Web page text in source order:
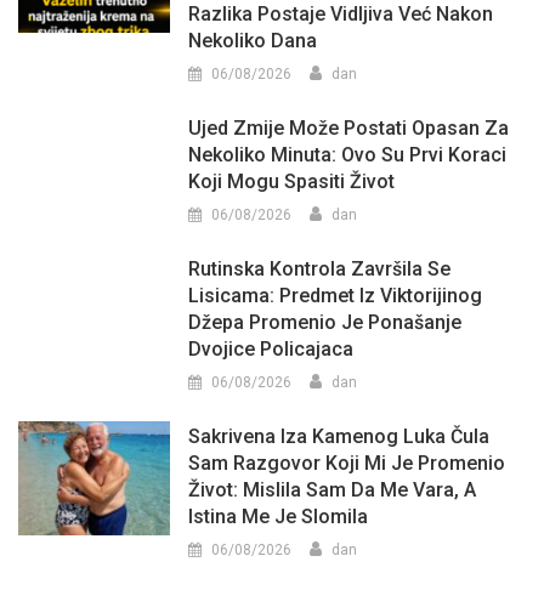
Razlika Postaje Vidljiva Već Nakon
Nekoliko Dana
06/08/2026 dan
Ujed Zmije Može Postati Opasan Za
Nekoliko Minuta: Ovo Su Prvi Koraci
Koji Mogu Spasiti Život
06/08/2026 dan
Rutinska Kontrola Završila Se
Lisicama: Predmet Iz Viktorijinog
Džepa Promenio Je Ponašanje
Dvojice Policajaca
06/08/2026 dan
Sakrivena Iza Kamenog Luka Čula
Sam Razgovor Koji Mi Je Promenio
Život: Mislila Sam Da Me Vara, A
Istina Me Je Slomila
06/08/2026 dan